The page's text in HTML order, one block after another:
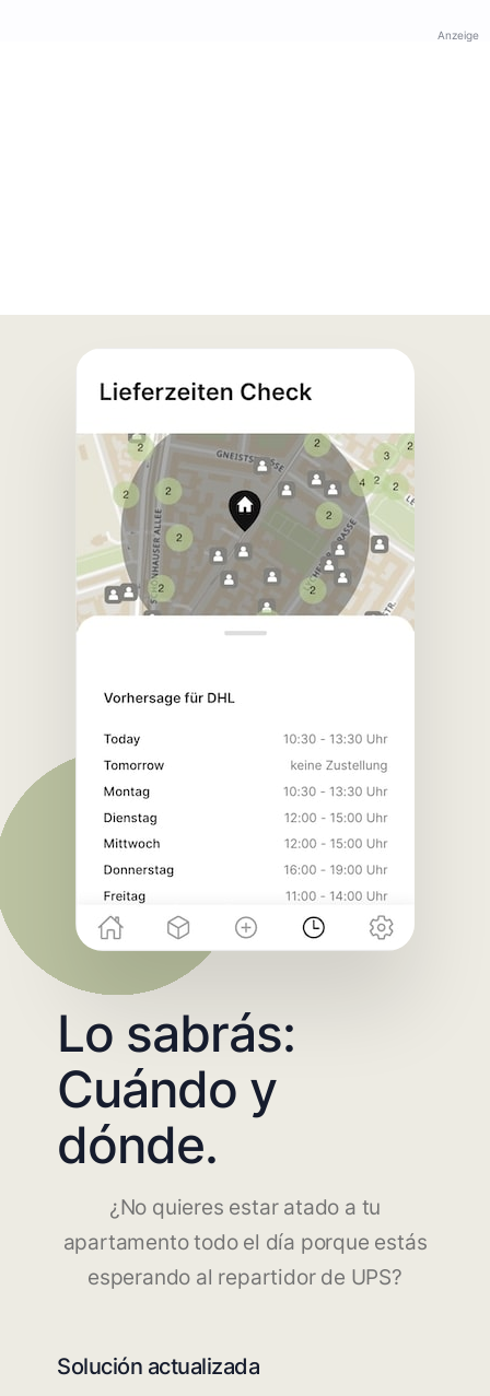
Anzeige
Lo sabrás:
Cuándo y
dónde.
¿No quieres estar atado a tu
apartamento todo el día porque estás
esperando al repartidor de UPS?
Solución actualizada